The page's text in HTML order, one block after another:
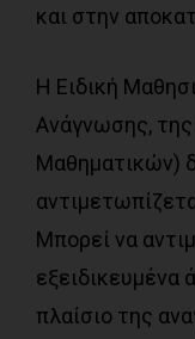
και στην
Η Ειδική
Ανάγνωσης,
Μαθηματικών)
Μπορεί να
εξειδικευμένα
πλαίσιο της